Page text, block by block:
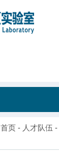
首页- 人才队伍 -